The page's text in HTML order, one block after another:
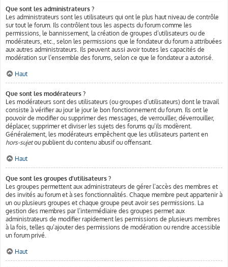
Que sont les administrateurs ?
Les administrateurs sont les utilisateurs qui ont le plus haut niveau de contrôle
sur tout le forum. Ils contrôlent tous les aspects du forum comme les
permissions, le bannissement, la création de groupes d’utilisateurs ou de
modérateurs, etc., selon les permissions que le fondateur du forum a attribuées
aux autres administrateurs. Ils peuvent aussi avoir toutes les capacités de
modération sur l’ensemble des forums, selon ce que le fondateur a autorisé.
Haut
Que sont les modérateurs ?
Les modérateurs sont des utilisateurs (ou groupes d’utilisateurs) dont le travail
consiste à vérifier au jour le jour le bon fonctionnement du forum. Ils ont le
pouvoir de modifier ou supprimer des messages, de verrouiller, déverrouiller,
déplacer, supprimer et diviser les sujets des forums qu’ils modèrent.
Généralement, les modérateurs empêchent que les utilisateurs partent en
hors-sujetou publient du contenu abusif ou offensant.
Haut
Que sont les groupes d’utilisateurs ?
Les groupes permettent aux administrateurs de gérer l’accès des membres et
des invités au forum et à ses fonctionnalités. Chaque membre peut appartenir à
un ou plusieurs groupes et chaque groupe peut avoir ses permissions. La
gestion des membres par l’intermédiaire des groupes permet aux
administrateurs de modifier rapidement les permissions de plusieurs membres
à la fois, telles qu’ajouter des permissions de modération ou rendre accessible
un forum privé.
Haut